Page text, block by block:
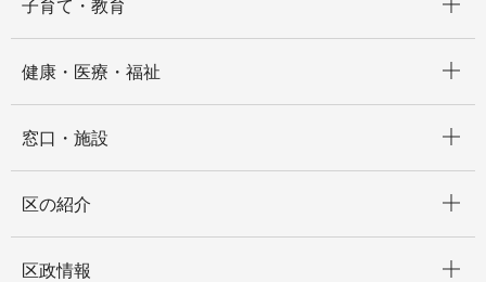
子育て・教育
健康・医療・福祉
窓口・施設
区の紹介
区政情報